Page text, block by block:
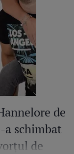
de
a schimbat
de